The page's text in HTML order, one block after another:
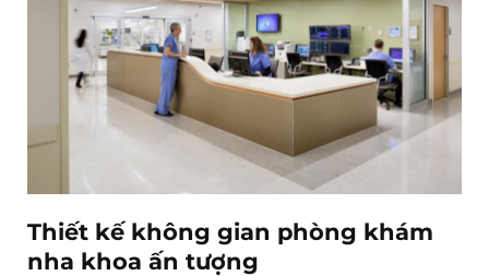
Thiết kế không gian phòng khám
nha khoa ấn tượng